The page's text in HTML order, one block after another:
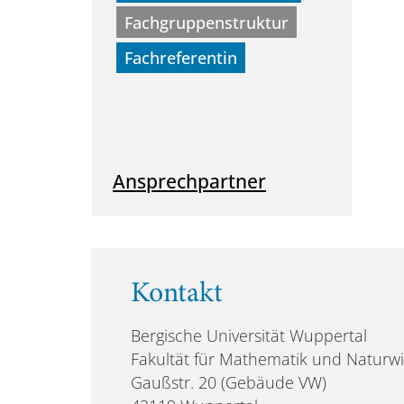
Fachgruppenstruktur
Fachreferentin
Ansprechpartner
Kontakt
Bergische Universität Wuppertal
Fakultät für Mathematik und
Gaußstr. 20 (Gebäude VW)